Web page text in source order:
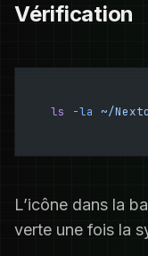
Vérification
ls -la ~/
L’icône dans la
verte une fois la